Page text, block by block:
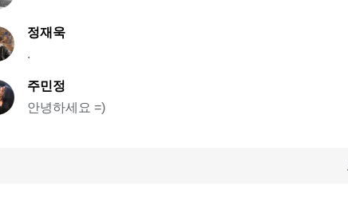
정재욱
.
주민정
안녕하세요 =)